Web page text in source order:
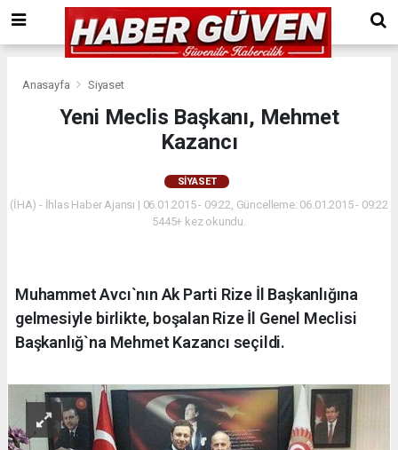
Anasayfa Siyaset
Yeni Meclis Başkanı, Mehmet
Kazancı
SIYASET
(İHA) - İhlas Haber Ajansı | 06.01.2015 - 09:22, Güncelleme: 06.01.2015 - 09:22
5445+ kez okundu.
Muhammet Avcı`nın Ak Parti Rize İl Başkanlığına
gelmesiyle birlikte, boşalan Rize İl Genel Meclisi
Başkanlığ`na Mehmet Kazancı seçildi.